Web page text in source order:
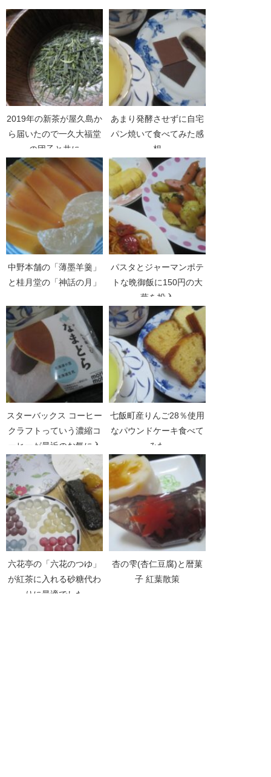
2019年の新茶が屋久島か
ら届いたので一久大福堂
の団子と共に
あまり発酵させずに自宅
パン焼いて食べてみた感
想
中野本舗の「薄墨羊羹」
と桂月堂の「神話の月」
パスタとジャーマンポテ
トな晩御飯に150円の大
葉を投入
スターバックス コーヒー
クラフトっていう濃縮コ
ーヒーが最近のお気に入
り
七飯町産りんご28％使用
なパウンドケーキ食べて
みた
六花亭の「六花のつゆ」
が紅茶に入れる砂糖代わ
りに最適でした
杏の雫(杏仁豆腐)と暦菓
子 紅葉散策